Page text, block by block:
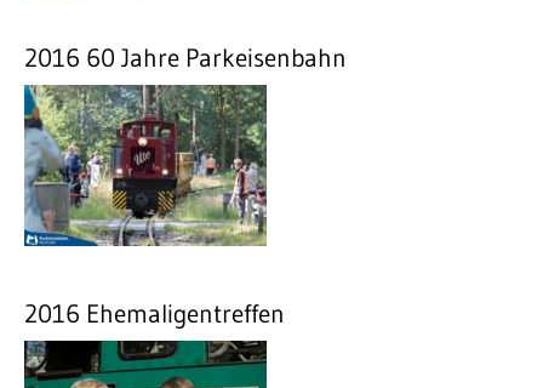
2016 60 Jahre Parkeisenbahn
2016 Ehemaligentreffen